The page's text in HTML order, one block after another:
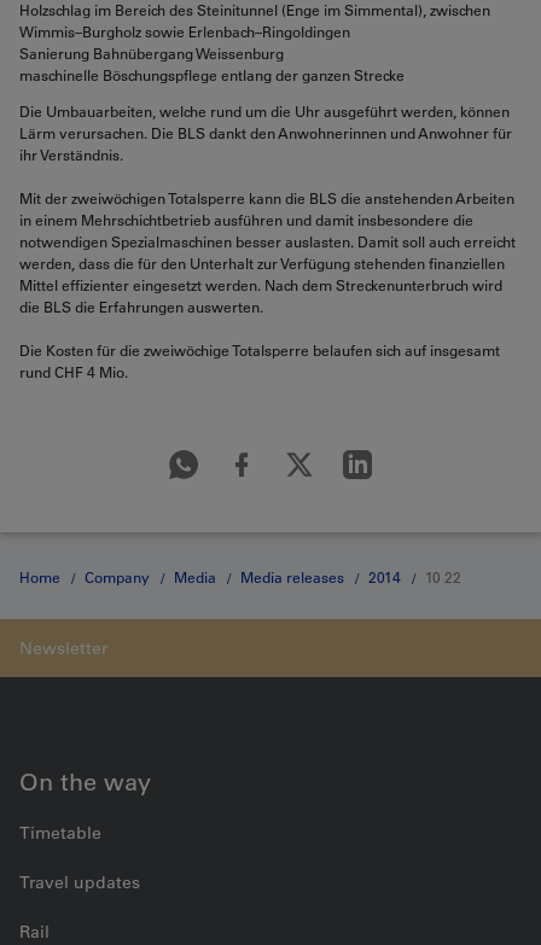
Holzschlag im Bereich des Steinitunnel (Enge im Simmental), zwischen
Wimmis–Burgholz sowie Erlenbach–Ringoldingen
Sanierung Bahnübergang Weissenburg
maschinelle Böschungspflege entlang der ganzen Strecke
Die Umbauarbeiten, welche rund um die Uhr ausgeführt werden, können
Lärm verursachen. Die BLS dankt den Anwohnerinnen und Anwohner für
ihr Verständnis.
Mit der zweiwöchigen Totalsperre kann die BLS die anstehenden Arbeiten
in einem Mehrschichtbetrieb ausführen und damit insbesondere die
notwendigen Spezialmaschinen besser auslasten. Damit soll auch erreicht
werden, dass die für den Unterhalt zur Verfügung stehenden finanziellen
Mittel effizienter eingesetzt werden. Nach dem Streckenunterbruch wird
die BLS die Erfahrungen auswerten.
Die Kosten für die zweiwöchige Totalsperre belaufen sich auf insgesamt
rund CHF 4 Mio.
Home Company Media Media releases 2014 10 22
On the way
Timetable
Travel updates
Rail